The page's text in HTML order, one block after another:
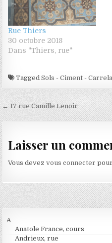
Rue Thiers
30 octobre 2018
Dans "Thiers, rue"
TaggedSols - Ciment -
Navigation de
← 17 rue Camille Lenoir
Laisser un
Vous devezvous connecter
A
Anatole France, cours
Andrieux, rue